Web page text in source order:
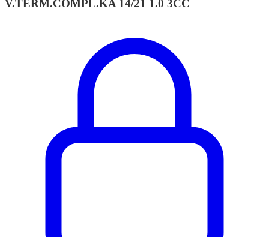
V.TERM.COMPL.KA 14/21 1.0 3CC